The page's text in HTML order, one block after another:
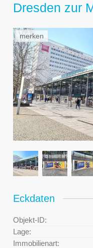
Dresden zur
merken
Eckdaten
Objekt-ID:
Lage:
Immobilienart: